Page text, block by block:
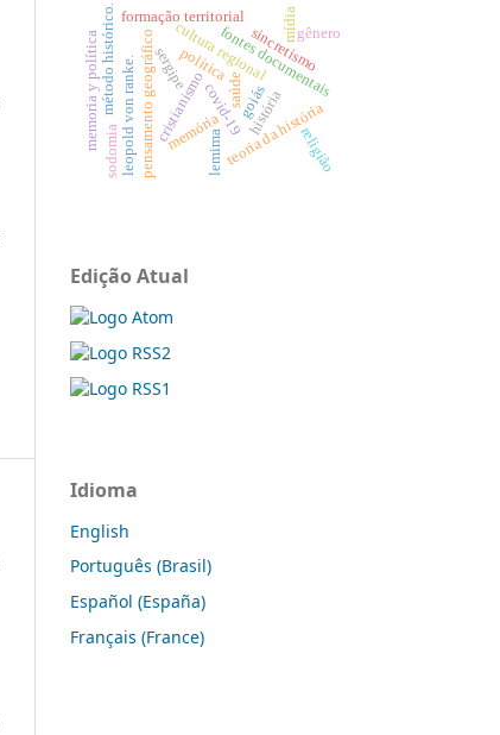
história
memória
cultura regional
pensamento geográfico
formação territorial
fontes documentais
saúde
covid-19teoria da história
leopold von ranke.
método histórico. cristianismo
sincretismo
religião
política
mídia
sergipe
goiás
memoria y política
lemima
gênero
sodomia
Edição Atual
Idioma
English
Português (Brasil)
Español (España)
Français (France)